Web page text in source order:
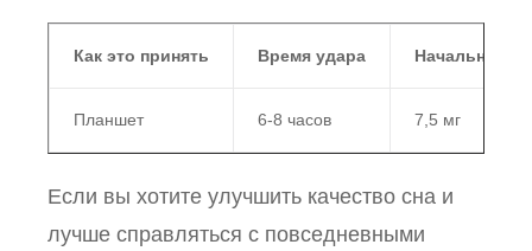
Как это принять Время удара Начальная
Планшет 6-8 часов 7,5 мг
Если вы хотите улучшить качество сна и
лучше справляться с повседневными